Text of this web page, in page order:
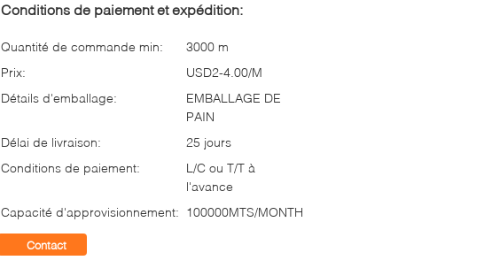
Conditions de paiement et expédition:
Quantité de commande min:
3000 m
Prix:
USD2-4.00/M
Détails d'emballage:
EMBALLAGE DE
PAIN
Délai de livraison:
25 jours
Conditions de paiement:
L/C ou T/T à
l'avance
Capacité d'approvisionnement: 100000MTS/MONTH
Contact